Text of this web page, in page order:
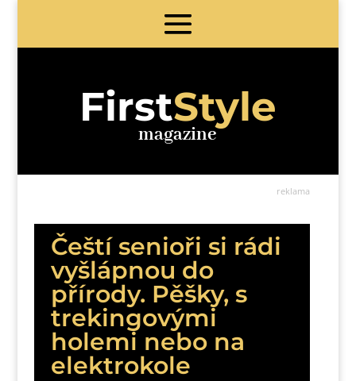
FirstStyle
magazine
reklama
Čeští senioři si rádi
vyšlápnou do
přírody. Pěšky, s
trekingovými
holemi nebo na
elektrokole